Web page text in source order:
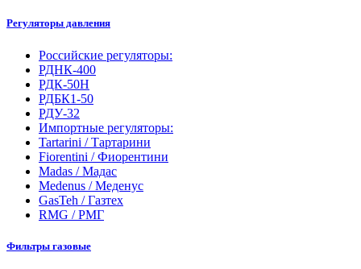
Регуляторы давления
Российские регуляторы:
РДНК-400
РДК-50Н
РДБК1-50
РДУ-32
Импортные регуляторы:
Tartarini / Тартарини
Fiorentini / Фиорентини
Madas / Мадас
Medenus / Меденус
GasTeh / Газтех
RMG / РМГ
Фильтры газовые